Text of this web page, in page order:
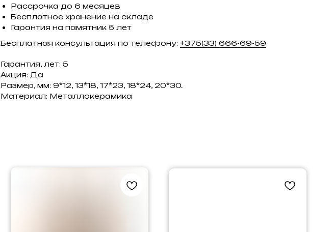
Рассрочка до 6 месяцев
Бесплатное хранение на складе
Гарантия на памятник 5 лет
Бесплатная консультация по телефону: +375(33) 666-69-59
Гарантия, лет: 5
Акция: Да
Размер, мм: 9*12, 13*18, 17*23, 18*24, 20*30.
Материал: Металлокерамика